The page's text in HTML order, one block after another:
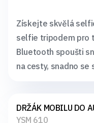
Získejte skvělá
selfie tripodem pro
Bluetooth spoušti
na cesty, snadno se
DRŽÁK MOBILU DO
YSM 610